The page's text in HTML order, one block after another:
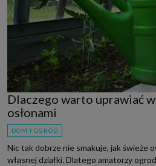
Dlaczego warto uprawiać
osłonami
DOM I OGRÓD
Nic tak dobrze nie smakuje, jak świeże
własnej działki. Dlatego amatorzy